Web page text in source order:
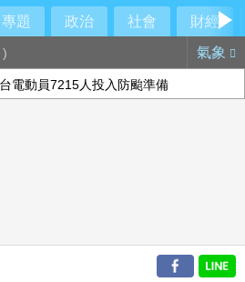
專題 政治 社會
財經
) 氣象
電動員7215人投入防颱準備